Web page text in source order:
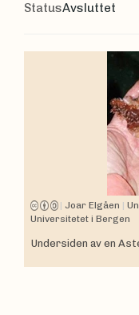
StatusAvsluttet
| Joar Elgåen |
Universitetet i Bergen
Undersiden av en